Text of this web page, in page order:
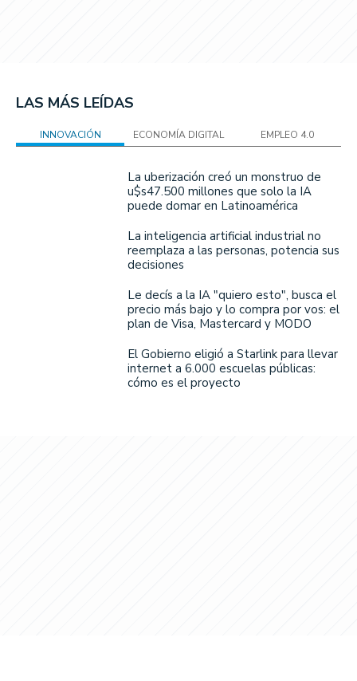
LAS MÁS LEÍDAS
INNOVACIÓN ECONOMÍA DIGITAL EMPLEO 4.0
La uberización creó un monstruo de
u$s47.500 millones que solo la IA
puede domar en Latinoamérica
La inteligencia artificial industrial no
reemplaza a las personas, potencia sus
decisiones
Le decís a la IA "quiero esto", busca el
precio más bajo y lo compra por vos: el
plan de Visa, Mastercard y MODO
El Gobierno eligió a Starlink para llevar
internet a 6.000 escuelas públicas:
cómo es el proyecto